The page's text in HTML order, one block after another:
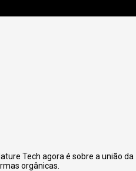
Tech agora é sobre a união da
orgânicas.